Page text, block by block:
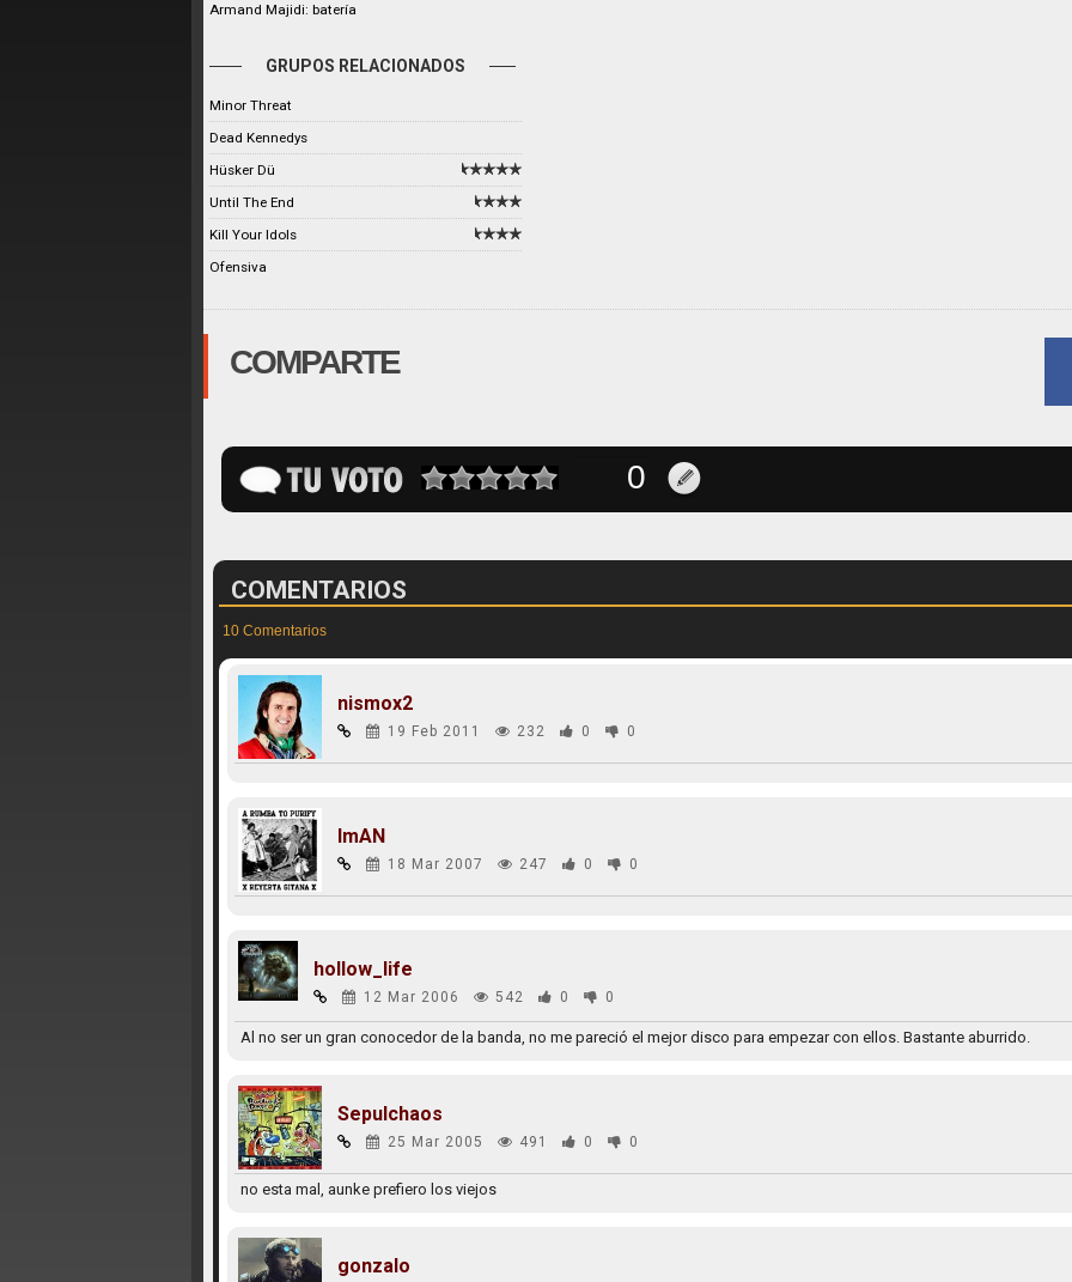
Armand Majidi: batería
GRUPOS RELACIONADOS
Minor Threat
Dead Kennedys
Hüsker Dü
Until The End
Kill Your Idols
Ofensiva
COMPARTE
COMENTARIOS
10 Comentarios
nismox2
19 Feb 2011 232 0 0
ImAN
18 Mar 2007 247 0 0
hollow_life
12 Mar 2006 542 0 0
Al no ser un gran conocedor de la banda, no me pareció el mejor disco para empezar con ellos. Bastante aburrido.
Sepulchaos
25 Mar 2005 491 0 0
no esta mal, aunke prefiero los viejos
gonzalo